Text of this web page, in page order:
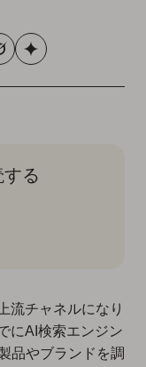
る
流チャネルになり
にAI検索エンジン
品やブランドを調